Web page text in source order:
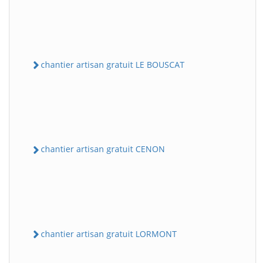
chantier artisan gratuit LE BOUSCAT
chantier artisan gratuit CENON
chantier artisan gratuit LORMONT